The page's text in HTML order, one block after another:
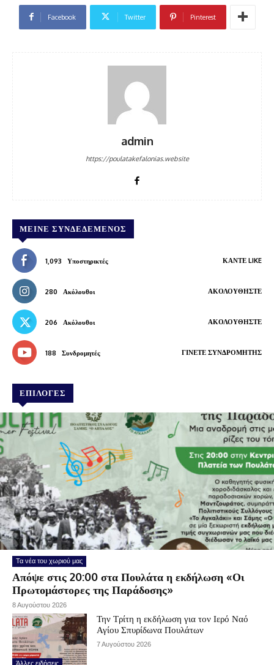
Facebook Twitter Pinterest
admin
https://poulatakefalonias.website
ΜΕΊΝΕ ΣΥΝΔΕΔΕΜΈΝΟΣ
1,093 Υποστηρικτές ΚΆΝΤΕ LIKE
280 Ακόλουθοι ΑΚΟΛΟΥΘΉΣΤΕ
206 Ακόλουθοι ΑΚΟΛΟΥΘΉΣΤΕ
188 Συνδρομητές ΓΊΝΕΤΕ ΣΥΝΔΡΟΜΗΤΉΣ
ΕΠΙΛΟΓΕΣ
Τα νέα του χωριού μας
Απόψε στις 20:00 στα Πουλάτα η εκδήλωση «Οι
Πρωτομάστορες της Παράδοσης»
8 Αυγούστου 2026
Άλλες ειδήσεις
Την Τρίτη η εκδήλωση για τον Ιερό Ναό
Αγίου Σπυρίδωνα Πουλάτων
7 Αυγούστου 2026